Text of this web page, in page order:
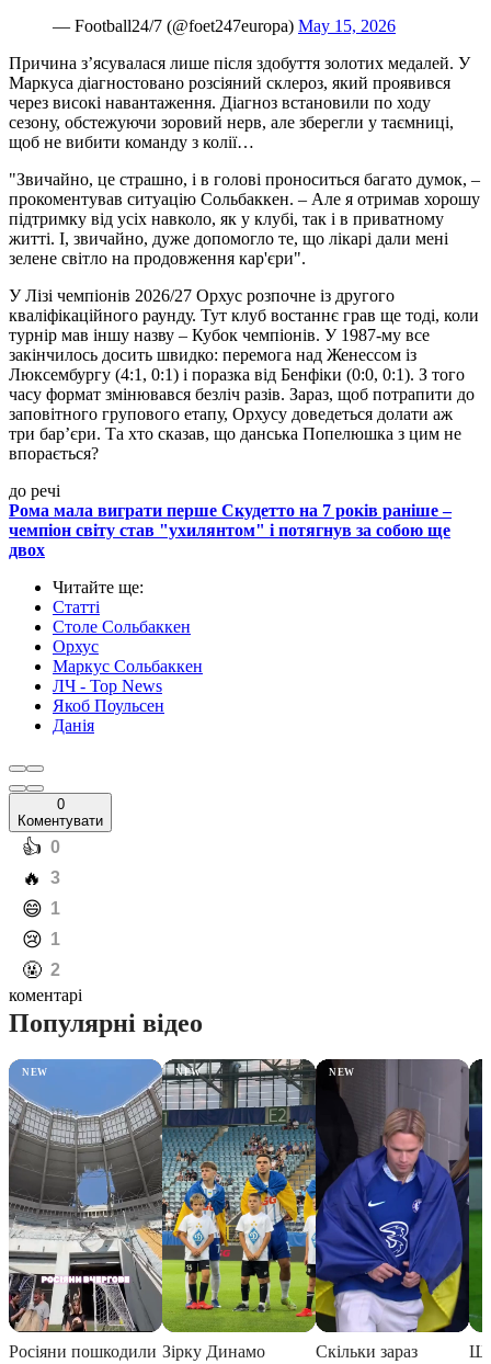
— Football24/7 (@foet247europa) May 15, 2026
Причина з’ясувалася лише після здобуття золотих медалей. У
Маркуса діагностовано розсіяний склероз, який проявився
через високі навантаження. Діагноз встановили по ходу
сезону, обстежуючи зоровий нерв, але зберегли у таємниці,
щоб не вибити команду з колії…
"Звичайно, це страшно, і в голові проноситься багато думок, –
прокоментував ситуацію Сольбаккен. – Але я отримав хорошу
підтримку від усіх навколо, як у клубі, так і в приватному
житті. І, звичайно, дуже допомогло те, що лікарі дали мені
зелене світло на продовження кар'єри".
У Лізі чемпіонів 2026/27 Орхус розпочне із другого
кваліфікаційного раунду. Тут клуб востаннє грав ще тоді, коли
турнір мав іншу назву – Кубок чемпіонів. У 1987-му все
закінчилось досить швидко: перемога над Женессом із
Люксембургу (4:1, 0:1) і поразка від Бенфіки (0:0, 0:1). З того
часу формат змінювався безліч разів. Зараз, щоб потрапити до
заповітного групового етапу, Орхусу доведеться долати аж
три бар’єри. Та хто сказав, що данська Попелюшка з цим не
впорається?
до речі
Рома мала виграти перше Скудетто на 7 років раніше –
чемпіон світу став "ухилянтом" і потягнув за собою ще
двох
Читайте ще:
Статті
Столе Сольбаккен
Орхус
Маркус Сольбаккен
ЛЧ - Top News
Якоб Поульсен
Данія
0
Коментувати
️👍 0
️🔥 3
️😄 1
️😢 1
️🤬 2
коментарі